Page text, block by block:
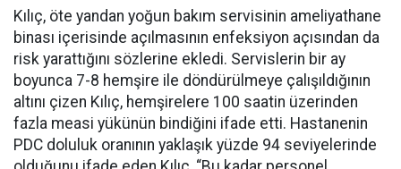
Kılıç, öte yandan yoğun bakım servisinin ameliyathane
binası içerisinde açılmasının enfeksiyon açısından da
risk yarattığını sözlerine ekledi. Servislerin bir ay
boyunca 7-8 hemşire ile döndürülmeye çalışıldığının
altını çizen Kılıç, hemşirelere 100 saatin üzerinden
fazla measi yükünün bindiğini ifade etti. Hastanenin
PDC doluluk oranının yaklaşık yüzde 94 seviyelerinde